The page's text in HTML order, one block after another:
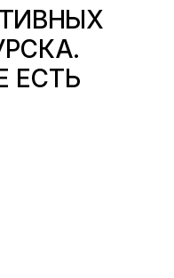
ЕСТЬ